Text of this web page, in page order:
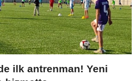
ilk antrenman! Yeni